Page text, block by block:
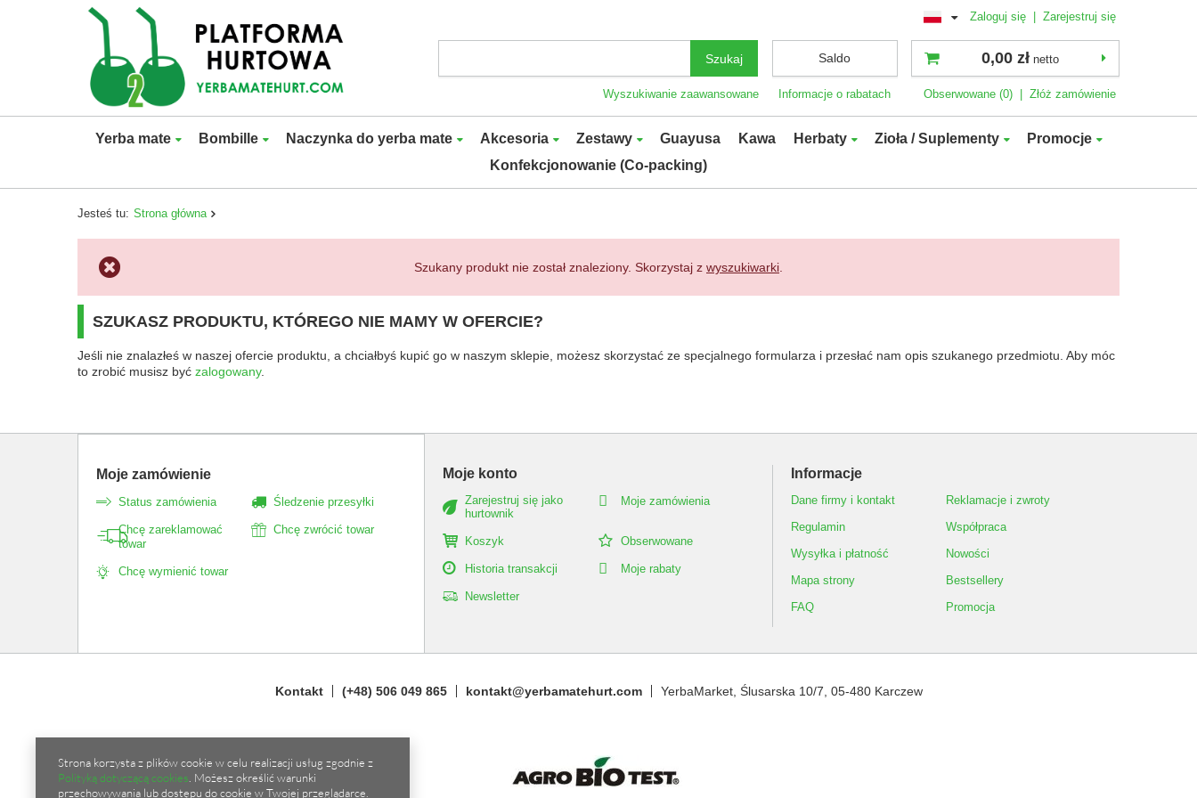
Zaloguj się | Zarejestruj się
Szukaj
Wyszukiwanie zaawansowane
Saldo
Informacje o rabatach
0,00 zł netto
Obserwowane (0) Złóż zamówienie
Yerba mate Bombille Naczynka do yerba mate Akcesoria Zestawy Guayusa Kawa Herbaty Zioła / Suplementy
Promocje
Konfekcjonowanie (Co-packing)
Jesteś tu: Strona główna
Szukany produkt nie został znaleziony. Skorzystaj z wyszukiwarki
SZUKASZ PRODUKTU, KTÓREGO NIE MAMY W OFERCIE?
Jeśli nie znalazłeś w naszej ofercie produktu, a chciałbyś kupić go w naszym sklepie, możesz skorzystać ze specjalnego formularza i przesłać nam opis szukanego przedmiotu. Aby móc
to zrobić musisz być zalogowany.
Moje zamówienie
Status zamówienia Śledzenie przesyłki
Chcę zareklamować
towar
Chcę zwrócić towar
Chcę wymienić towar
Moje konto
Zarejestruj się jako
hurtownik
Moje zamówienia
Koszyk Obserwowane
Historia transakcji Moje rabaty
Newsletter
Informacje
Dane firmy i kontakt
Reklamacje i zwroty
Regulamin
Współpraca
Wysyłka i płatność
Nowości
Mapa strony
Bestsellery
FAQ
Promocja
Kontakt (+48) 506 049 865 kontakt@yerbamatehurt.com YerbaMarket, Ślusarska 10/7 05-480Karczew
Strona korzysta z plików cookie w celu realizacji usług zgodnie z
Polityką dotyczącą cookies . Możesz określić warunki
przechowywania lub dostępu do cookie w Twojej przeglądarce.